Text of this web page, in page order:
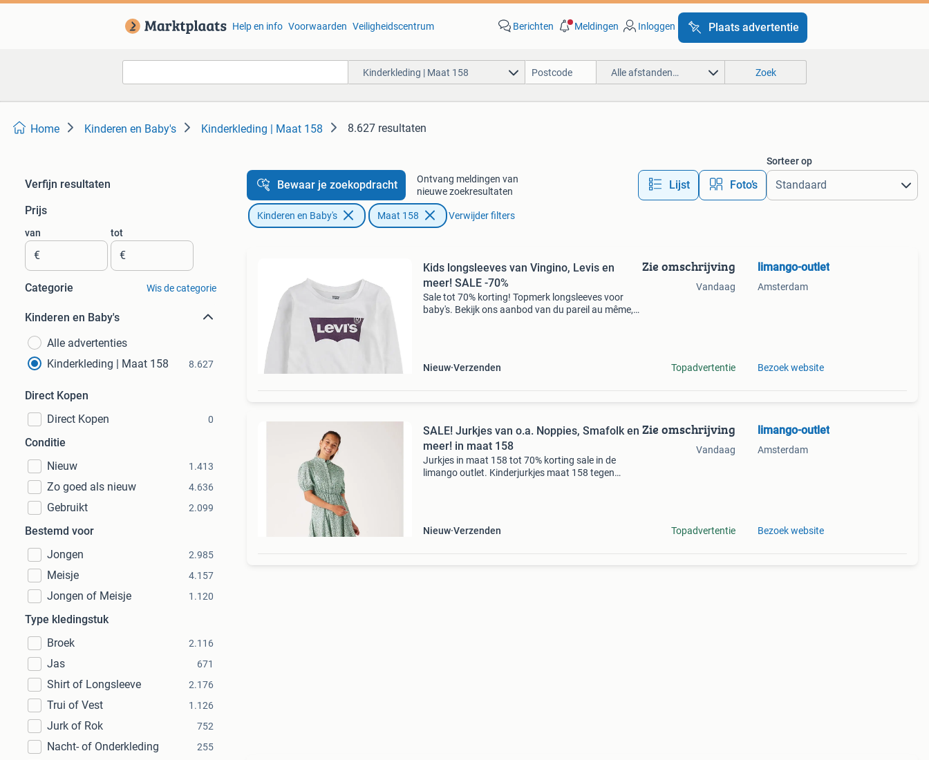
Help en info Voorwaarden Veiligheidscentrum Berichten Meldingen Inloggen Plaats advertentie
Kinderkleding | Maat 158 Alle afstanden… Zoek
Home Kinderen en Baby's Kinderkleding | Maat 158 8.627 resultaten
Verfijn resultaten
Prijs
van
€
tot
€
Categorie Wis de categorie
Kinderen en Baby's
Alle advertenties
Kinderkleding | Maat 158
8.627
Direct Kopen
Direct Kopen
0
Conditie
Nieuw
1.413
Zo goed als nieuw 4.636
Gebruikt 2.099
Bestemd voor
Jongen
2.985
Meisje 4.157
Jongen of Meisje 1.120
Type kledingstuk
Broek
2.116
Jas 671
Shirt of Longsleeve 2.176
Trui of Vest 1.126
Jurk of Rok 752
Nacht- of Onderkleding 255
Bewaar je zoekopdracht
Ontvang meldingen van
nieuwe zoekresultaten
Lijst Foto’s
Sorteer op
Kinderen en Baby's Maat 158 Verwijder filters
Kids longsleeves van Vingino, Levis en
meer! SALE -70%
Sale tot 70% korting! Topmerk longsleeves voor
baby's. Bekijk ons aanbod van du pareil au même,
Nieuw Verzenden
Zie omschrijving
Vandaag
Topadvertentie
limango-outlet
Amsterdam
Bezoek website
SALE! Jurkjes van o.a. Noppies, Smafolk en
meer! in maat 158
Jurkjes in maat 158 tot 70% korting sale in de
limango outlet. Kinderjurkjes maat 158 tegen
Nieuw Verzenden
Zie omschrijving
Vandaag
Topadvertentie
limango-outlet
Amsterdam
Bezoek website